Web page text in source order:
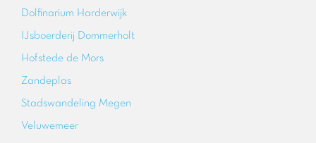
Dolfinarium Harderwijk
IJsboerderij Dommerholt
Hofstede de Mors
Zandeplas
Stadswandeling Megen
Veluwemeer